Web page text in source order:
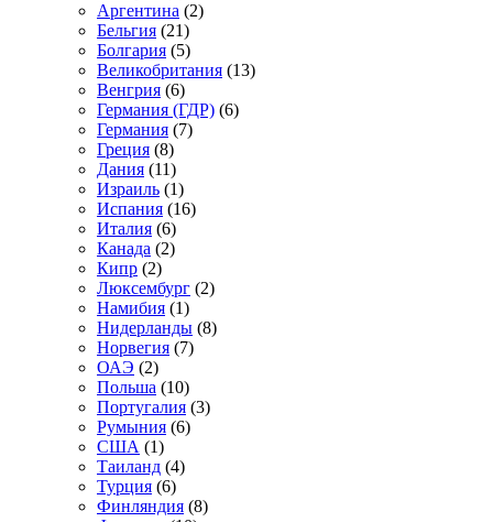
Аргентина (2)
Бельгия (21)
Болгария (5)
Великобритания (13)
Венгрия (6)
Германия (ГДР) (6)
Германия (7)
Греция (8)
Дания (11)
Израиль (1)
Испания (16)
Италия (6)
Канада (2)
Кипр (2)
Люксембург (2)
Намибия (1)
Нидерланды (8)
Норвегия (7)
ОАЭ (2)
Польша (10)
Португалия (3)
Румыния (6)
США (1)
Таиланд (4)
Турция (6)
Финляндия (8)